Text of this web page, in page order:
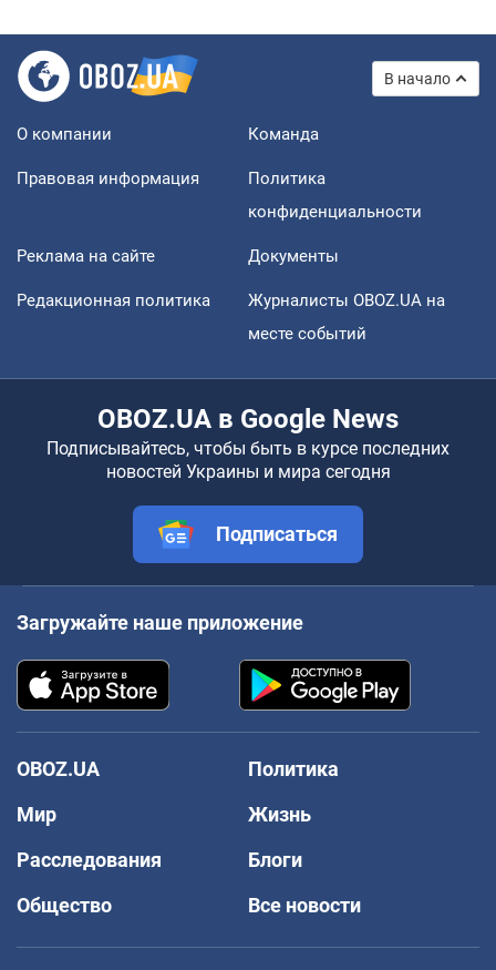
В начало
О компании Команда
Правовая информация
Политика
конфиденциальности
Реклама на сайте Документы
Редакционная политика
Журналисты OBOZ.UA на
месте событий
OBOZ.UA в Google News
Подписывайтесь, чтобы быть в курсе последних
новостей Украины и мира сегодня
Подписаться
Загружайте наше приложение
OBOZ.UA
Политика
Мир
Жизнь
Расследования
Блоги
Общество
Все новости